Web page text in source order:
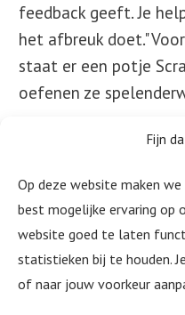
Fijn
Op deze website maken
best mogelijke ervaring op
website goed te laten
statistieken bij te houden.
of naar jouw voorkeur
feedback geeft. Je
het afbreuk doet."
staat er een potje
oefenen ze
Een taal leer je niet
betrokkenheid van
in jouw organisatie?
en ontdek wat
betekenen voor jouw